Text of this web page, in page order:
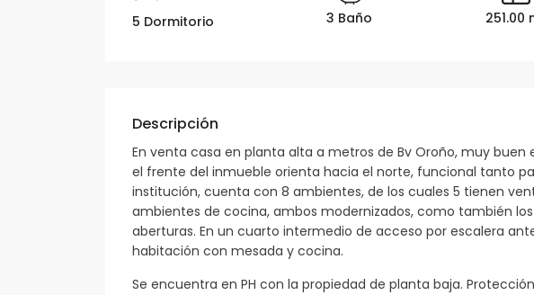
5 Dormitorio 3 Baño 251.00
Descripción
En venta casa en planta alta a metros de Bv Oroño, muy buen
el frente del inmueble orienta hacia el norte, funcional tanto
institución, cuenta con 8 ambientes, de los cuales 5 tienen
ambientes de cocina, ambos modernizados, como también
aberturas. En un cuarto intermedio de acceso por escalera
habitación con mesada y cocina.
Se encuentra en PH con la propiedad de planta baja.